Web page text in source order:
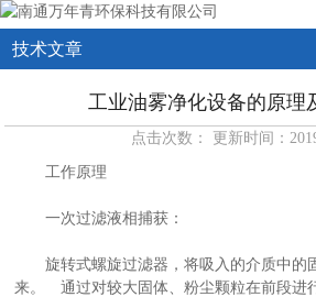
技术文章
工业油雾净化设备的原理
点击次数： 更新时间：
工作原理
一次过滤液相捕获：
旋转式螺旋过滤器，将吸入的介质中的
来。 通过对较大固体、粉尘颗粒在前段进